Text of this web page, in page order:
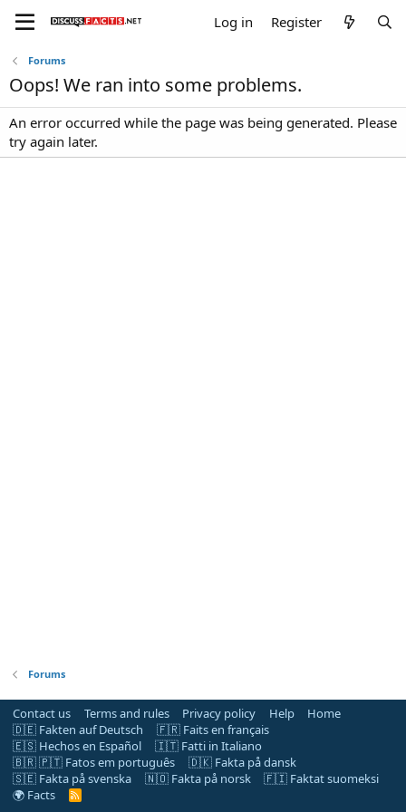
Log in Register
Forums
Oops! We ran into some problems.
An error occurred while the page was being generated. Please
try again later.
Forums
Contact us Terms and rules Privacy policy Help
Home
🇩🇪 Fakten auf Deutsch
🇫🇷 Faits en français
🇪🇸 Hechos en Español
🇮🇹 Fatti in Italiano
🇧🇷 🇵🇹 Fatos em português
🇩🇰 Fakta på dansk
🇸🇪 Fakta på svenska
🇳🇴 Fakta på norsk
🇫🇮 Faktat suomeksi
🌍 Facts
R